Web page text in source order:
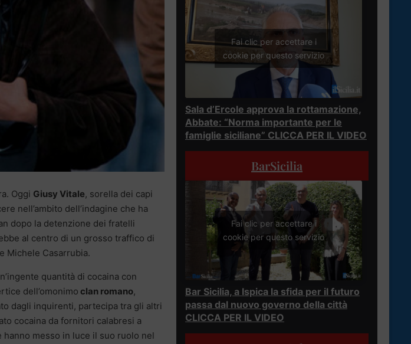
Oggi Giusy Vitale, sorella dei capi
nell’ambito dell’indagine che ha
dopo la detenzione dei fratelli
al centro di un grosso traffico di
Michele Casarrubia.
quantità di cocaina con
dell’omonimo clan romano,
dagli inquirenti, partecipa tra gli altri
cocaina da fornitori calabresi a
messo in luce il suo ruolo nel
Fai clic per accettare i
cookie per questo servizio
Sala d’Ercole approva la rottamazione,
Abbate: “Norma importante per le
famiglie siciliane” CLICCA PER IL VIDEO
BarSicilia
Fai clic per accettare i
cookie per questo servizio
Bar Sicilia, a Ispica la sfida per il futuro
passa dal nuovo governo della città
CLICCA PER IL VIDEO